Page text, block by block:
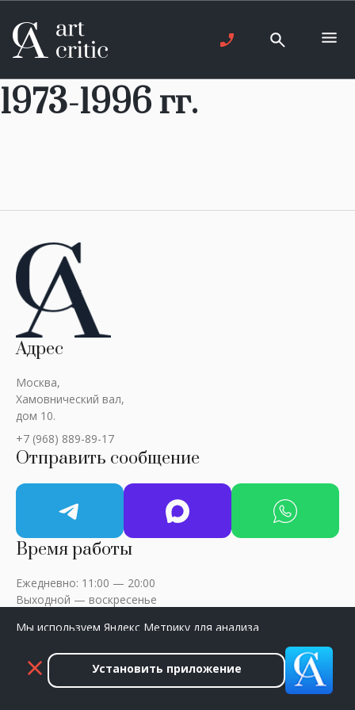
1973-1996 гг.
Адрес
Москва,
Хамовнический вал,
дом 10.
+7 (968) 889-89-17
Отправить сообщение
Время работы
Ежедневно: 11:00 — 20:00
Выходной — воскресенье
ART-CRITIC © 2018 - 2026 / Все права защищены
Установить приложение
Мы используем Яндекс Метрику для анализа
разрешить сбор данных.